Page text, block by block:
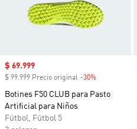
Precio de venta
$ 69.999
$ 99.999 Precio original -30%
Botines F50 CLUB para Pasto
Artificial para Niños
Fútbol, Fútbol 5